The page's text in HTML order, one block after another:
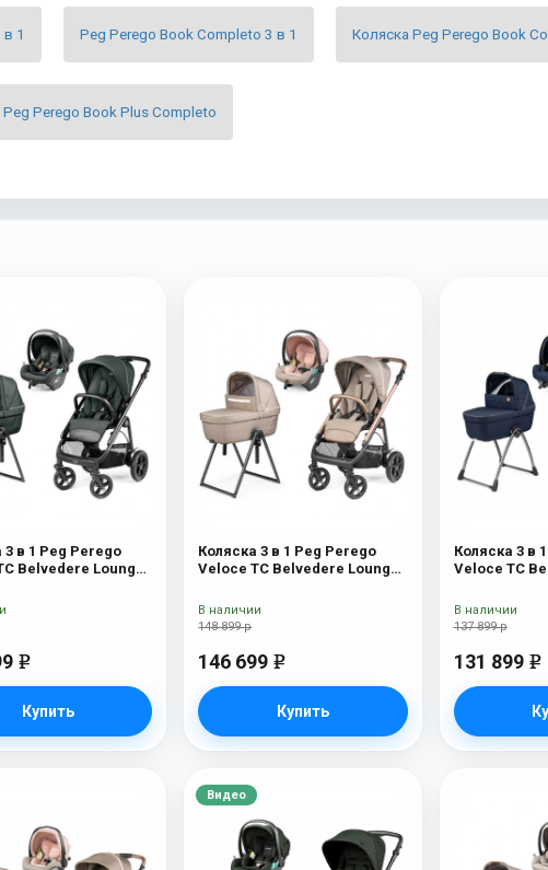
1 Peg Perego Book Completo 3 в 1 Коляска Peg Perego Book
Perego Book Plus Completo
3 в 1 Peg Perego
Belvedere Lounge
e
Купить
Коляска 3 в 1 Peg Perego
Veloce TC Belvedere Lounge
148 899 р
146 699 e
Купить
В наличии
Коляска 3 в
Veloce TC
137 899 р
131 899 e
В наличии
Видео